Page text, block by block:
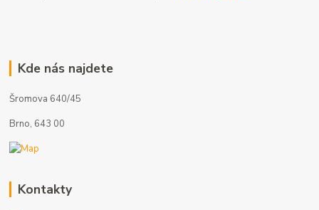
Kde nás najdete
Šromova 640/45
Brno, 643 00
Kontakty